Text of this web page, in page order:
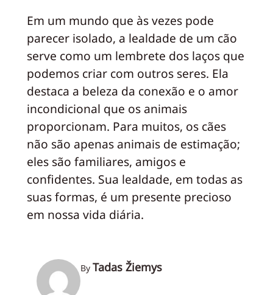
Em um mundo que às vezes pode
parecer isolado, a lealdade de um cão
serve como um lembrete dos laços que
podemos criar com outros seres. Ela
destaca a beleza da conexão e o amor
incondicional que os animais
proporcionam. Para muitos, os cães
não são apenas animais de estimação;
eles são familiares, amigos e
confidentes. Sua lealdade, em todas as
suas formas, é um presente precioso
em nossa vida diária.
By Tadas Žiemys